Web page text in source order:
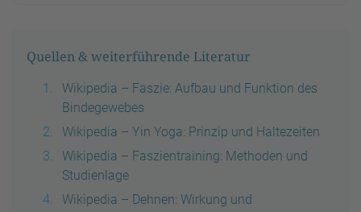
Quellen & weiterführende Literatur
Wikipedia – Faszie: Aufbau und Funktion des
Bindegewebes
Wikipedia – Yin Yoga: Prinzip und Haltezeiten
Wikipedia – Faszientraining: Methoden und
Studienlage
Wikipedia – Dehnen: Wirkung und